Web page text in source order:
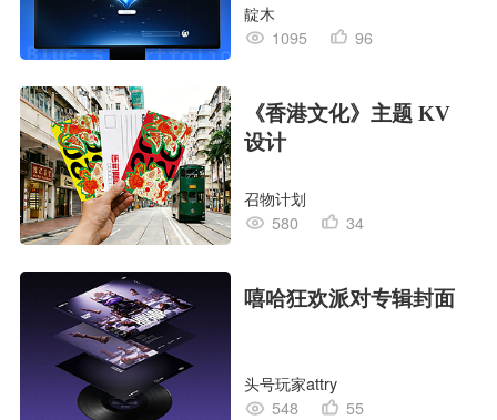
靛木
1095
96
《香港文化》主题 KV
设计
召物计划
580
34
嘻哈狂欢派对专辑封面
头号玩家attry
548
55